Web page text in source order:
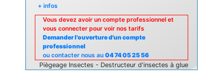
+ infos
Vous devez avoir un compte professionnel et
vous connecter pour voir nos tarifs
Demander l'ouverture d'un compte
professionnel
ou contacter nous au 04 74 05 25 56
Piègeage Insectes - Destructeur d'insectes à glue